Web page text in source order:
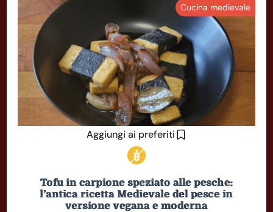
Aggiungi ai preferiti
Cucina medievale
Tofu in carpione speziato alle pesche:
l’antica ricetta Medievale del pesce in
versione vegana e moderna